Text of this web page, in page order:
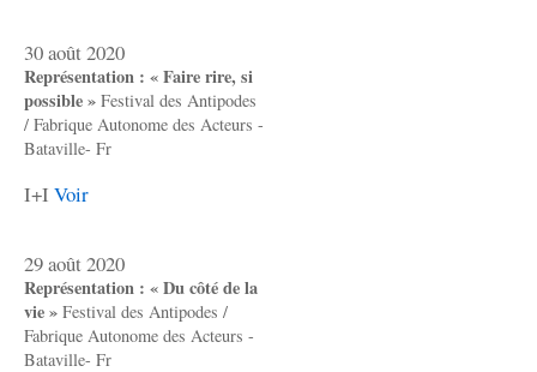
30 août 2020
Représentation : « Faire rire, si
possible » Festival des Antipodes
/ Fabrique Autonome des Acteurs -
Bataville- Fr
I+I Voir
29 août 2020
Représentation : « Du côté de la
vie » Festival des Antipodes /
Fabrique Autonome des Acteurs -
Bataville- Fr